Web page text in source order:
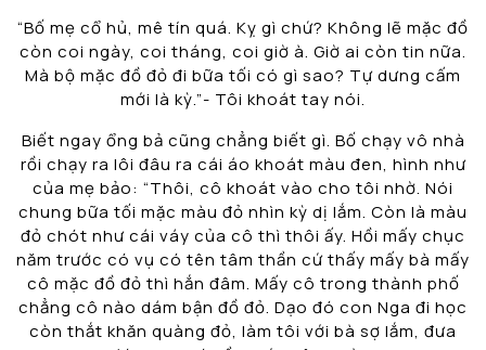
“Bố mẹ cổ hủ, mê tín quá. Kỵ gì chứ? Không lẽ mặc đồ
còn coi ngày, coi tháng, coi giờ à. Giờ ai còn tin nữa.
Mà bộ mặc đồ đỏ đi bữa tối có gì sao? Tự dưng cấm
mới là kỳ.”- Tôi khoát tay nói.
Biết ngay ổng bả cũng chẳng biết gì. Bố chạy vô nhà
rồi chạy ra lôi đâu ra cái áo khoát màu đen, hình như
của mẹ bảo: “Thôi, cô khoát vào cho tôi nhờ. Nói
chung bữa tối mặc màu đỏ nhìn kỳ dị lắm. Còn là màu
đỏ chót như cái váy của cô thì thôi ấy. Hồi mấy chục
năm trước có vụ có tên tâm thần cứ thấy mấy bà mấy
cô mặc đồ đỏ thì hắn đâm. Mấy cô trong thành phố
chẳng cô nào dám bận đồ đỏ. Dạo đó con Nga đi học
còn thắt khăn quàng đỏ, làm tôi với bà sợ lắm, đưa